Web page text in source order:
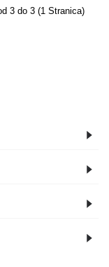
3 do 3 (1 Stranica)